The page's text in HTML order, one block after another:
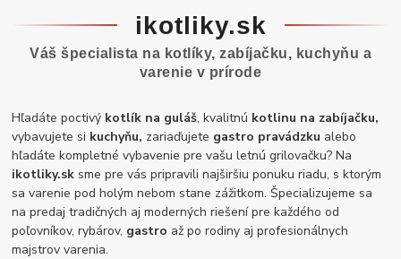
ikotliky.sk
Váš špecialista na kotlíky, zabíjačku, kuchyňu a
varenie v prírode
Hľadáte poctivý kotlík na guláš, kvalitnú kotlinu na zabíjačku,
vybavujete si kuchyňu, zariaďujete gastro pravádzku alebo
hľadáte kompletné vybavenie pre vašu letnú grilovačku? Na
ikotliky.sk sme pre vás pripravili najširšiu ponuku riadu, s ktorým
sa varenie pod holým nebom stane zážitkom. Špecializujeme sa
na predaj tradičných aj moderných riešení pre každého od
poľovníkov, rybárov, gastro až po rodiny aj profesionálnych
majstrov varenia.